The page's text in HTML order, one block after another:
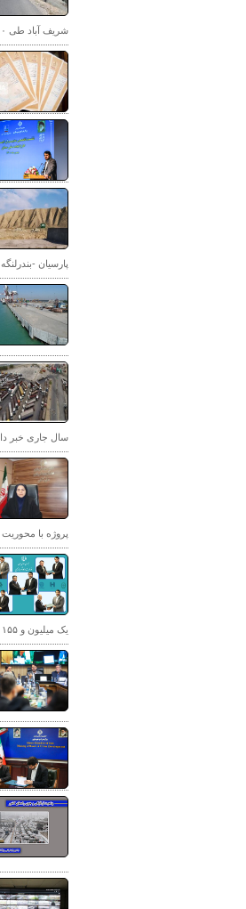
شریف آباد طی ۱۰ روز آینده خبر داد.
پارسیان -
سال جاری خبر داد و
پروژه با
یک میلیون و ۱۵۵ هزار واحد مسکونی انجام، تا در اجرای این طرح تسریع شود.